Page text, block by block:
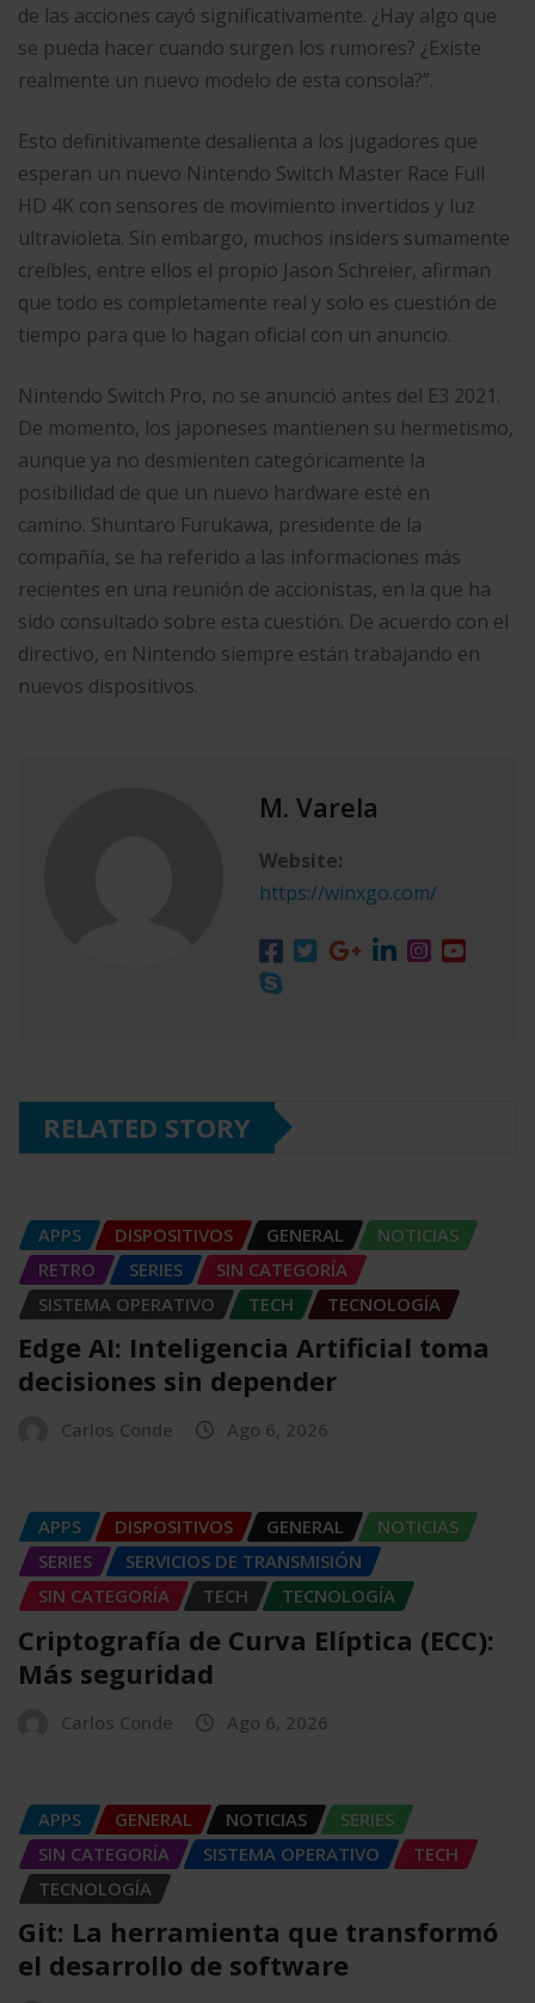
de las acciones cayó significativamente. ¿Hay algo que
se pueda hacer cuando surgen los rumores? ¿Existe
realmente un nuevo modelo de esta consola?”.
Esto definitivamente desalienta a los jugadores que
esperan un nuevo Nintendo Switch Master Race Full
HD 4K con sensores de movimiento invertidos y luz
ultravioleta. Sin embargo, muchos insiders sumamente
creíbles, entre ellos el propio Jason Schreier, afirman
que todo es completamente real y solo es cuestión de
tiempo para que lo hagan oficial con un anuncio.
Nintendo Switch Pro, no se anunció antes del E3 2021.
De momento, los japoneses mantienen su hermetismo,
aunque ya no desmienten categóricamente la
posibilidad de que un nuevo hardware esté en
camino. Shuntaro Furukawa, presidente de la
compañía, se ha referido a las informaciones más
recientes en una reunión de accionistas, en la que ha
sido consultado sobre esta cuestión. De acuerdo con el
directivo, en Nintendo siempre están trabajando en
nuevos dispositivos.
M. Varela
Website:
https://winxgo.com/
RELATED STORY
APPS DISPOSITIVOS GENERAL
NOTICIAS
RETRO
SERIES
SIN CATEGORÍA
SISTEMA OPERATIVO
TECH TECNOLOGÍA
Edge AI: Inteligencia Artificial toma
decisiones sin depender
Carlos Conde Ago 6, 2026
APPS DISPOSITIVOS GENERAL
NOTICIAS
SERIES
SERVICIOS DE TRANSMISIÓN
SIN CATEGORÍA
TECH TECNOLOGÍA
Criptografía de Curva Elíptica (ECC):
Más seguridad
Carlos Conde Ago 6, 2026
APPS GENERAL NOTICIAS
SERIES
SIN CATEGORÍA
SISTEMA OPERATIVO
TECH
TECNOLOGÍA
Git: La herramienta que transformó
el desarrollo de software